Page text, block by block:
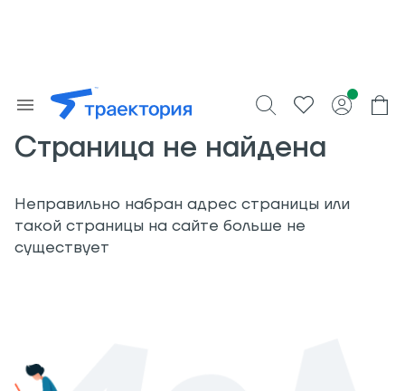
Страница не найдена
Неправильно набран адрес страницы или
такой страницы на сайте больше не
существует